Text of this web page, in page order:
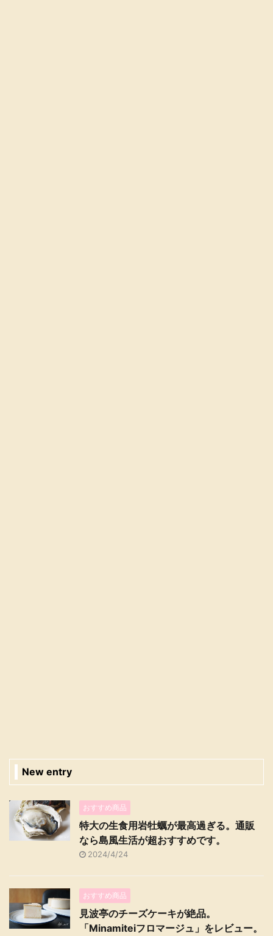
New entry
おすすめ商品
特大の生食用岩牡蠣が最高過ぎる。通販
なら島風生活が超おすすめです。
2024/4/24
おすすめ商品
見波亭のチーズケーキが絶品。
「Minamiteiフロマージュ」をレビュー。